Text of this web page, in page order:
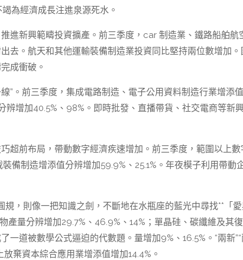
為經濟成長注進泉源死水。
進新興範疇投資擴產。前三季度，car 制造業、鐵路船舶航
去。航天和其他運輸裝備制造業投資同比堅持兩位數增加。
成衝破。
”。前三季度，集成電路制造、電子公用資料制造行業增添
辨增加40.5%、98%。即時批發、直播帶貨、社交電商等新
超前布局，帶動數字經濟疾速增加。前三季度，範圍以上數
備制造增添值分辨增加59.9%、25.1%。年夜模子利用帶動
，則像一把知識之劍，不斷地在水瓶座的藍光中尋找**「
量分辨增加29.7%、46.9%、14%；單晶硅、碳纖維及其
一道被數學公式逼迫的代數題。量增加9%、16.5%。“兩新”“
上放棄資本綜合應用業增添值增加14.4%。